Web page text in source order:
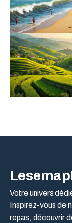
Votre univers
Inspirez-vous de
repas, découvrir